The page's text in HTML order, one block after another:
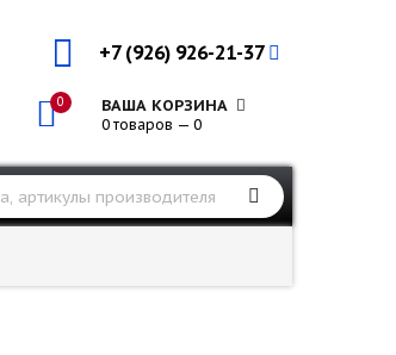
+7 (926) 926-21-37
0 ВАША КОРЗИНА
0 товаров — 0